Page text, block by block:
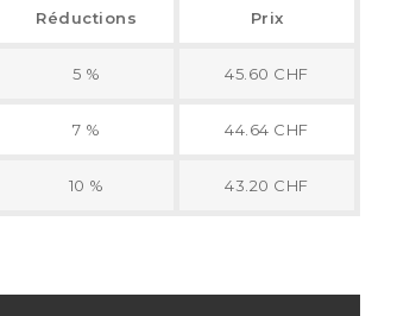
Réductions Prix
5 % 45.60 CHF
7 % 44.64 CHF
10 % 43.20 CHF